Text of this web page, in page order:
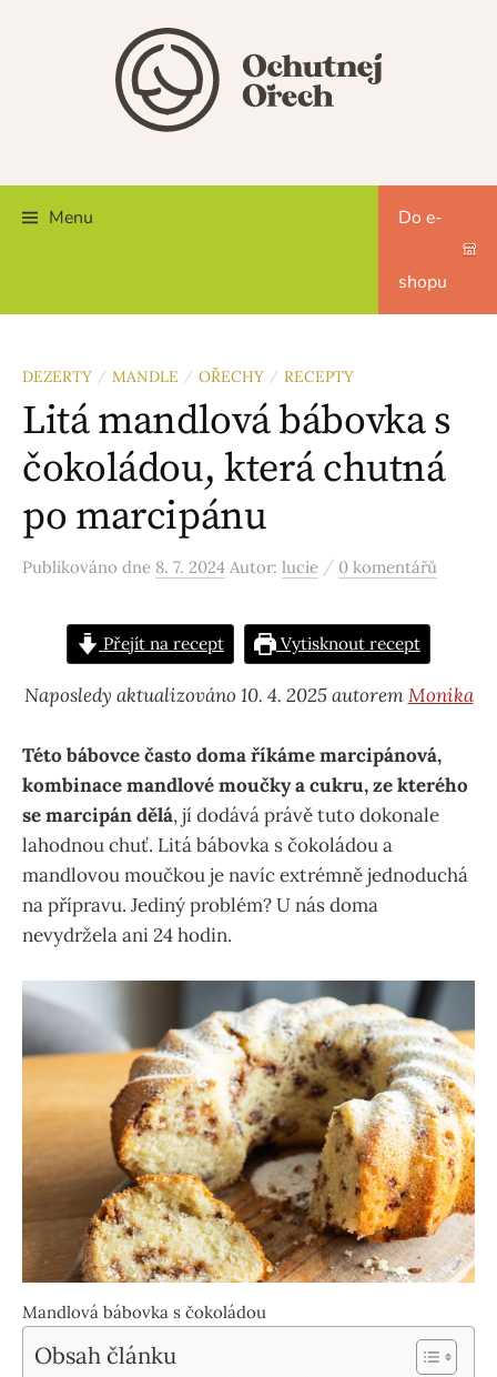
Menu Do e-
shopu
DEZERTY / MANDLE / OŘECHY / RECEPTY
Litá mandlová bábovka s
čokoládou, která chutná
po marcipánu
Publikováno dne 8. 7. 2024 Autor: lucie / 0 komentářů
Přejít na recept Vytisknout recept
Naposledy aktualizováno 10. 4. 2025 autoremMonika
Této bábovce často doma říkáme marcipánová,
kombinace mandlové moučky a cukru, ze kterého
se marcipán dělá, jí dodává právě tuto dokonale
lahodnou chuť. Litá bábovka s čokoládou a
mandlovou moučkou je navíc extrémně jednoduchá
na přípravu. Jediný problém? U nás doma
nevydržela ani 24 hodin.
Mandlová bábovka s čokoládou
Obsah článku